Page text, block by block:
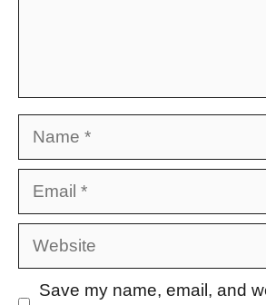
Website
Save my name, email, and